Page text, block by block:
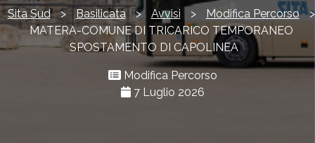
Sita Sud > Basilicata > Avvisi > Modifica Percorso >
MATERA-COMUNE DI TRICARICO TEMPORANEO
SPOSTAMENTO DI CAPOLINEA
Modifica Percorso
7 Luglio 2026